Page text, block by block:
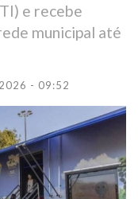
e recebe
municipal até
- 09:52